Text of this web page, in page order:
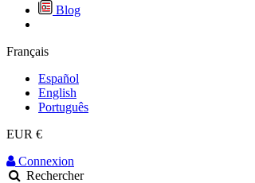
Blog
Français
Español
English
Português
EUR €
Connexion
Rechercher